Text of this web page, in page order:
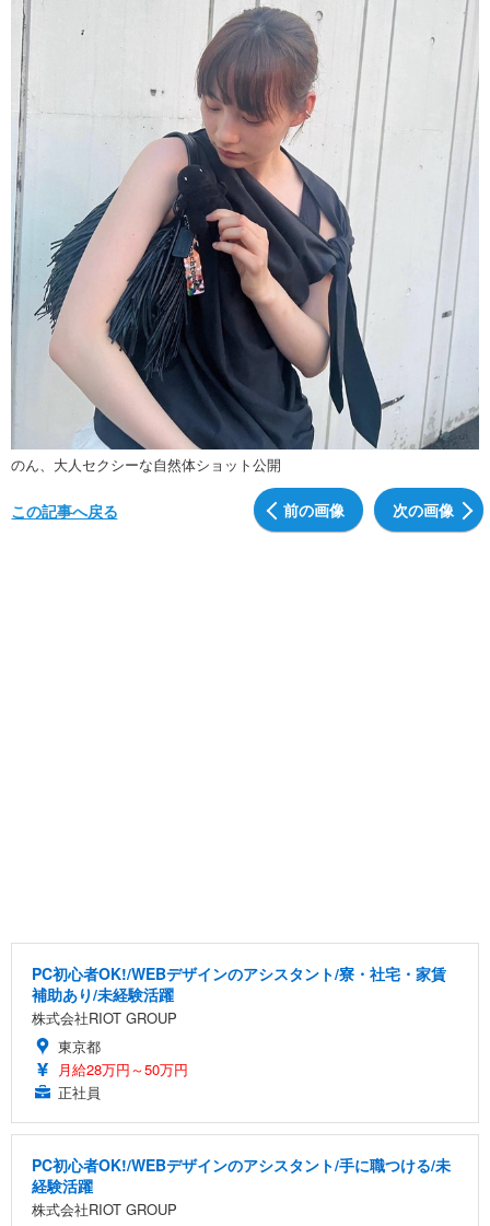
のん、大人セクシーな自然体ショット公開
前の画像 次の画像
この記事へ戻る
PC初心者OK!/WEBデザインのアシスタント/寮・社宅・家賃
補助あり/未経験活躍
株式会社RIOT GROUP
東京都
月給28万円～50万円
正社員
PC初心者OK!/WEBデザインのアシスタント/手に職つける/未
経験活躍
株式会社RIOT GROUP